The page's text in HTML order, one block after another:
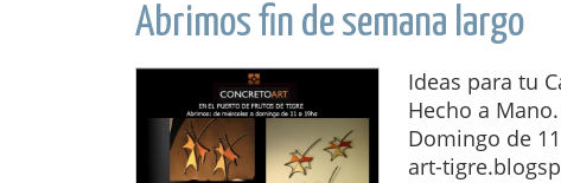
Abrimos fin de semana largo
Ideas para tu
Hecho a
Domingo de
art-